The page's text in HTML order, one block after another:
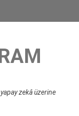
zekâ üzerine